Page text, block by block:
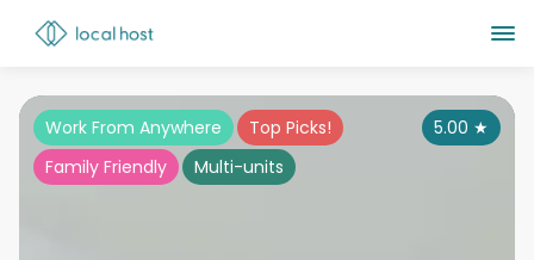
5.00 ★
Work From Anywhere
Top Picks!
Family Friendly
Multi-units